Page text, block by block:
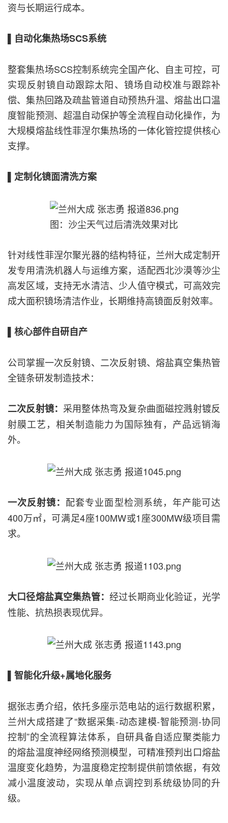
资与长期运行成本。
▌自动化集热场SCS系统
整套集热场SCS控制系统完全国产化、自主可控，可
实现反射镜自动跟踪太阳、镜场自动校准与跟踪补
偿、集热回路及疏盐管道自动预热升温、熔盐出口温
度智能预测、超温自动保护等全流程自动化操作，为
大规模熔盐线性菲涅尔集热场的一体化管控提供核心
支撑。
▌定制化镜面清洗方案
图：沙尘天气过后清洗效果对比
针对线性菲涅尔聚光器的结构特征，兰州大成定制开
发专用清洗机器人与运维方案，适配西北沙漠等沙尘
高发区域，支持无水清洁、少人值守模式，可高效完
成大面积镜场清洁作业，长期维持高镜面反射效率。
▌核心部件自研自产
公司掌握一次反射镜、二次反射镜、熔盐真空集热管
全链条研发制造技术：
二次反射镜：采用整体热弯及复杂曲面磁控溅射镀反
射膜工艺，相关制造能力为国际独有，产品远销海
外。
一次反射镜： 配套专业面型检测系统，年产能可达
400万㎡，可满足4座100MW或1座300MW级项目需
求。
大口径熔盐真空集热管： 经过长期商业化验证，光学
性能、抗热损表现优异。
▌智能化升级+属地化服务
据张志勇介绍，依托多座示范电站的运行数据积累，
兰州大成搭建了“数据采集-动态建模-智能预测-协同
控制”的全流程算法体系，自研具备自适应聚类能力
的熔盐温度神经网络预测模型，可精准预判出口熔盐
温度变化趋势，为温度稳定控制提供前馈依据，有效
减小温度波动，实现从单点调控到系统级协同的升
级。